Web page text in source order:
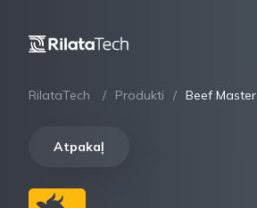
RilataTech Produkti Beef Master
Atpakaļ